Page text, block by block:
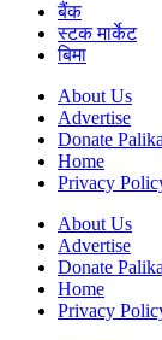
बैंक
स्टक मार्केट
बिमा
About Us
Advertise
Donate
Home
Privacy
About Us
Advertise
Donate
Home
Privacy